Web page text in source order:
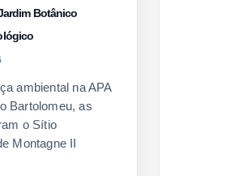
Botânico
ambiental na APA
Bartolomeu, as
o Sítio
Montagne II